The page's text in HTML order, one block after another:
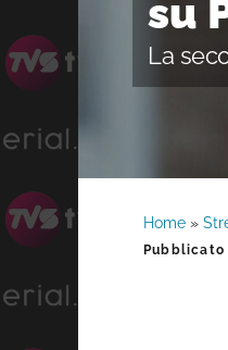
su
La
Home »
Pubblicato